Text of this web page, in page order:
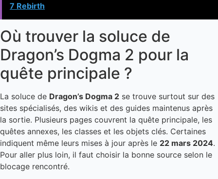
7 Rebirth
Où trouver la soluce de
Dragon’s Dogma 2 pour la
quête principale ?
La soluce de Dragon’s Dogma 2 se trouve surtout sur des
sites spécialisés, des wikis et des guides maintenus après
la sortie. Plusieurs pages couvrent la quête principale, les
quêtes annexes, les classes et les objets clés. Certaines
indiquent même leurs mises à jour après le 22 mars 2024.
Pour aller plus loin, il faut choisir la bonne source selon le
blocage rencontré.